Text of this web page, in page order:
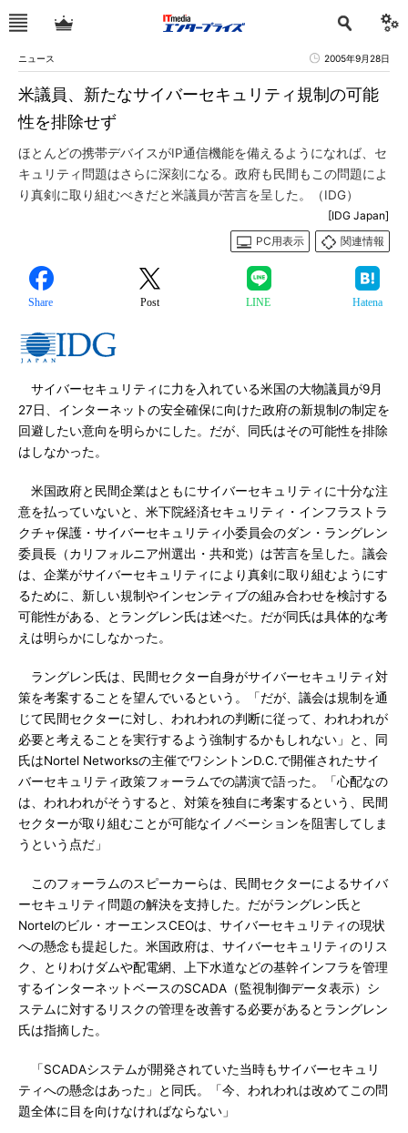
ニュース 2005年9月28日
米議員、新たなサイバーセキュリティ規制の可能
性を排除せず
ほとんどの携帯デバイスがIP通信機能を備えるようになれば、セ
キュリティ問題はさらに深刻になる。政府も民間もこの問題によ
り真剣に取り組むべきだと米議員が苦言を呈した。（IDG）
[IDG Japan]
PC用表示
関連情報
Share Post LINE Hatena
サイバーセキュリティに力を入れている米国の大物議員が9月
27日、インターネットの安全確保に向けた政府の新規制の制定を
回避したい意向を明らかにした。だが、同氏はその可能性を排除
はしなかった。
米国政府と民間企業はともにサイバーセキュリティに十分な注
意を払っていないと、米下院経済セキュリティ・インフラストラ
クチャ保護・サイバーセキュリティ小委員会のダン・ラングレン
委員長（カリフォルニア州選出・共和党）は苦言を呈した。議会
は、企業がサイバーセキュリティにより真剣に取り組むようにす
るために、新しい規制やインセンティブの組み合わせを検討する
可能性がある、とラングレン氏は述べた。だが同氏は具体的な考
えは明らかにしなかった。
ラングレン氏は、民間セクター自身がサイバーセキュリティ対
策を考案することを望んでいるという。「だが、議会は規制を通
じて民間セクターに対し、われわれの判断に従って、われわれが
必要と考えることを実行するよう強制するかもしれない」と、同
氏はNortel Networksの主催でワシントンD.C.で開催されたサイ
バーセキュリティ政策フォーラムでの講演で語った。「心配なの
は、われわれがそうすると、対策を独自に考案するという、民間
セクターが取り組むことが可能なイノベーションを阻害してしま
うという点だ」
このフォーラムのスピーカーらは、民間セクターによるサイバ
ーセキュリティ問題の解決を支持した。だがラングレン氏と
Nortelのビル・オーエンスCEOは、サイバーセキュリティの現状
への懸念も提起した。米国政府は、サイバーセキュリティのリス
ク、とりわけダムや配電網、上下水道などの基幹インフラを管理
するインターネットベースのSCADA（監視制御データ表示）シ
ステムに対するリスクの管理を改善する必要があるとラングレン
氏は指摘した。
「SCADAシステムが開発されていた当時もサイバーセキュリ
ティへの懸念はあった」と同氏。「今、われわれは改めてこの問
題全体に目を向けなければならない」